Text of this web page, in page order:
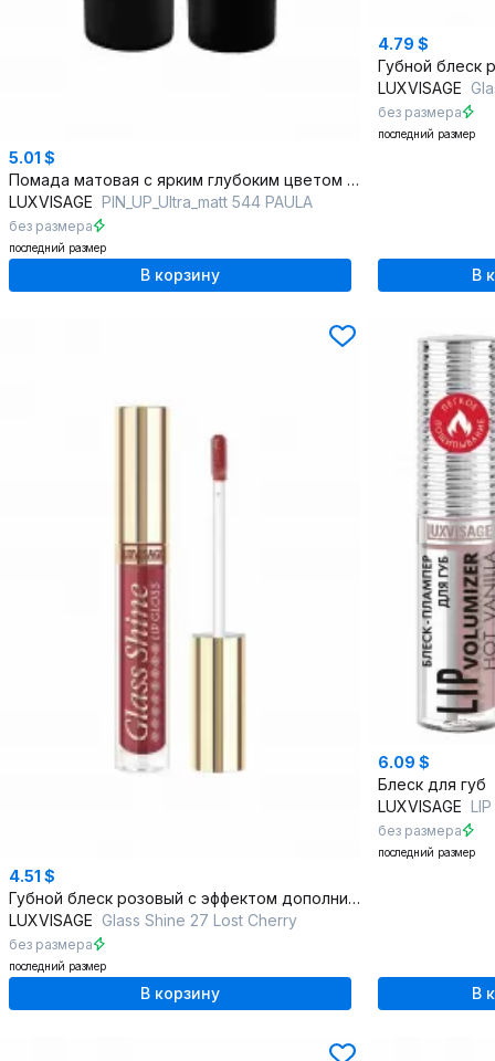
5.01 $
Помада матовая с ярким глубоким цветом и питательными маслами
LUXVISAGE PIN_UP_Ultra_matt 544 PAULA
без размера
последний размер
В корзину
4.79 $
LUXVISAGE
без размера
последний размер
В
4.51 $
Губной блеск розовый с эффектом дополнительного объема
LUXVISAGE Glass Shine 27 Lost Cherry
без размера
последний размер
В корзину
6.09 $
Блеск для губ
LUXVISAGE LIP
без размера
последний размер
В